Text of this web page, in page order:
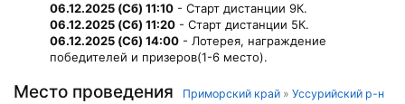
06.12.2025 (Сб) 11:10 - Старт дистанции 9К.
06.12.2025 (Сб) 11:20 - Старт дистанции 5К.
06.12.2025 (Сб) 14:00 - Лотерея, награждение
победителей и призеров(1-6 место).
Место проведения Приморский край » Уссурийский р-н